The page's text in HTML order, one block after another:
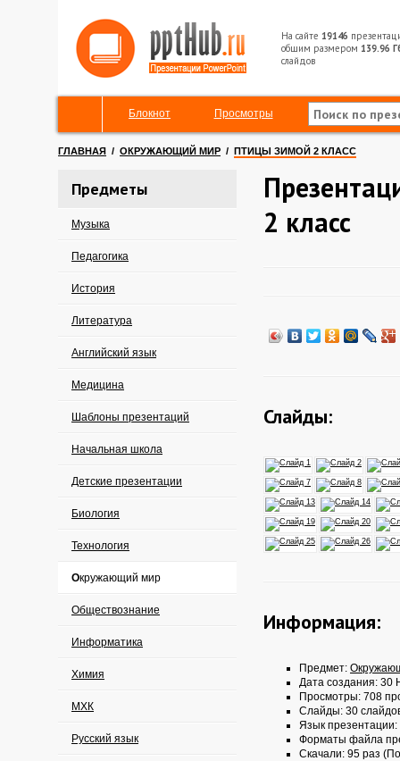
На сайте 19146
общим размером 139.96
слайдов
Блокнот Просмотры
ГЛАВНАЯ / ОКРУЖАЮЩИЙ МИР / ПТИЦЫ ЗИМОЙ 2 КЛАСС
Предметы
Музыка
Педагогика
История
Литература
Английский язык
Медицина
Шаблоны презентаций
Начальная школа
Детские презентации
Биология
Технология
Окружающий мир
Обществознание
Информатика
Химия
МХК
Русский язык
2 класс
Слайды:
Информация:
Предмет:
Дата создания: 30
Просмотры: 708
Слайды: 30
Язык презентации:
Форматы файла
Скачали: 95 раз